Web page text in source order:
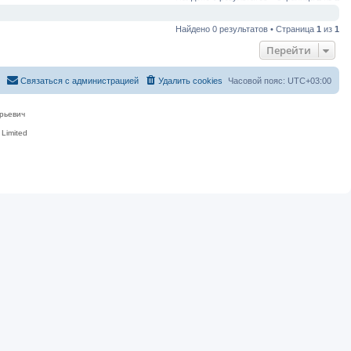
Найдено 0 результатов • Страница 1 из 1
Перейти
Часовой пояс: UTC+03:00
Удалить cookies
Связаться с администрацией